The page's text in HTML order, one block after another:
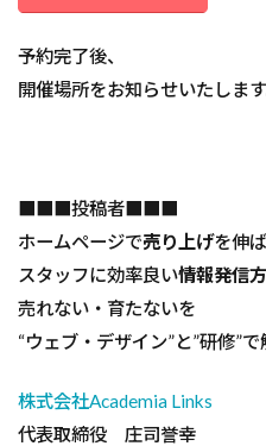
予約完了後、
開催場所をお知らせいたします
■■■投稿者■■■
ホームページで売り上げを伸
スタッフに効率良い情報発信
売れない・育たないを
“ウェブ・デザイン”と”研修”で
株式会社Academia Links
代表取締役 庄司誉幸